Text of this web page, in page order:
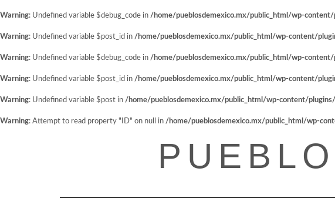
Warning: Undefined variable $debug_code in /home/pueblosdemexico.mx/public_html/wp-
Warning: Undefined variable $post_id in /home/pueblosdemexico.mx/public_html/wp-content/
Warning: Undefined variable $debug_code in /home/pueblosdemexico.mx/public_html/wp-
Warning: Undefined variable $post_id in /home/pueblosdemexico.mx/public_html/wp-content/
Warning: Undefined variable $post in /home/pueblosdemexico.mx/public_html/wp-content/
Warning: Attempt to read property "ID" on null in /home/pueblosdemexico.mx/public_html/wp-